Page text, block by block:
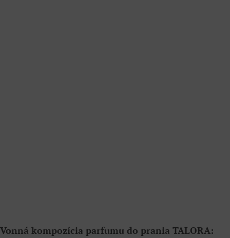
Vonná kompozícia parfumu do prania TALORA: